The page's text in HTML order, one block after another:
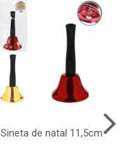
Sineta de natal 11,5cm